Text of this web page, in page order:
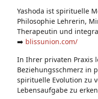
Yashoda ist spirituelle
Philosophie Lehrerin,
Therapeutin und
➡️ blissunion.com/
In Ihrer privaten Praxis
Beziehungsschmerz in
spirituelle Evolution zu
Lebensaufgabe zu